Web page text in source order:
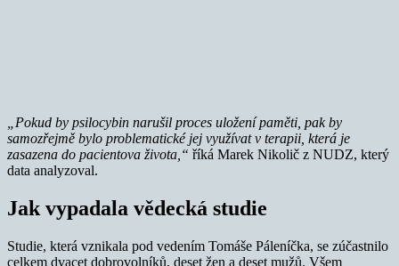
„Pokud by psilocybin narušil proces uložení paměti, pak by
samozřejmě bylo problematické jej využívat v terapii, která je
zasazena do pacientova života,“ říká Marek Nikolič z NUDZ, který
data analyzoval.
Jak vypadala vědecká studie
Studie, která vznikala pod vedením Tomáše Páleníčka, se zúčastnilo
celkem dvacet dobrovolníků, deset žen a deset mužů. Všem